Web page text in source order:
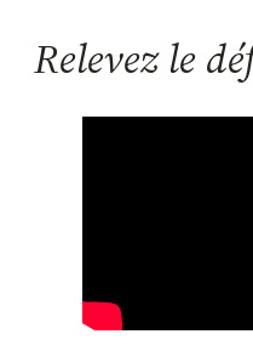
Relevez le